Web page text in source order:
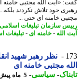
«آیت الله مجتبی خامنه ای
خود تلاش نکردند بلکه...»
خامنه ای حتی ...
سازمان تبلیغات اسلامی-
الله-خامنه ای- تبلیغات
نظر رهبر شهید انقلاب
مجتبی خامنه ای
-سیاسی-